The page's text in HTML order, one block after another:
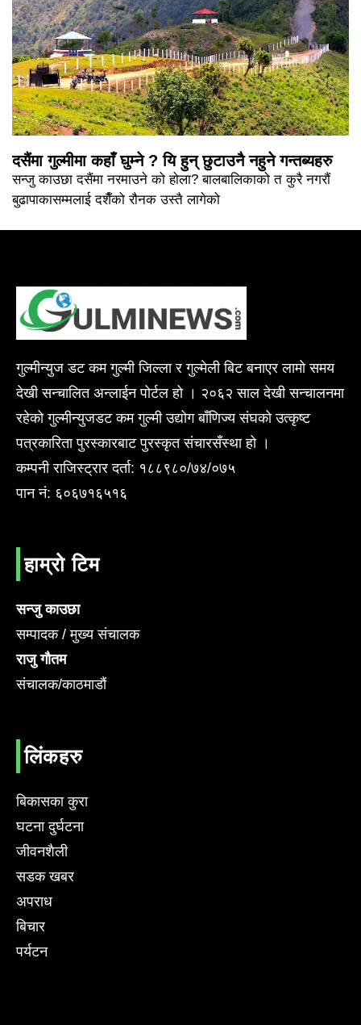
दसैंमा गुल्मीमा कहाँ घुम्ने ? यि हुन् छुटाउनै नहुने गन्तब्यहरु
सन्जु काउछा दसैंमा नरमाउने को होला? बालबालिकाको त कुरै नगरौं
बुढापाकासम्मलाई दशैँको रौनक उस्तै लागेको
गुल्मीन्युज डट कम गुल्मी जिल्ला र गुल्मेली बिट बनाएर लामो समय
देखी सन्चालित अन्लाईन पोर्टल हो । २०६२ साल देखी सन्चालनमा
रहेको गुल्मीन्युजडट कम गुल्मी उद्योग बाँणिज्य संघको उत्कृष्ट
पत्रकारिता पुरस्कारबाट पुरस्कृत संचारसँस्था हो ।
कम्पनी राजिस्ट्रार दर्ता: १८८९८०/७४/०७५
पान नं: ६०६७१६५१६
हाम्रो टिम
सन्जु काउछा
सम्पादक / मुख्य संचालक
राजु गौतम
संचालक/काठमाडौं
लिंकहरु
बिकासका कुरा
घटना दुर्घटना
जीवनशैली
सडक खबर
अपराध
बिचार
पर्यटन